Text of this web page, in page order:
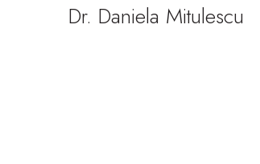
Dr. Daniela Mitulescu